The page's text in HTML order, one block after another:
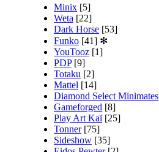
Minix [5]
Weta [22]
Dark Horse [53]
Funko [41] ✻
YouTooz [1]
PDP [9]
Totaku [2]
Mattel [14]
Diamond Select Minimates
Gameforged [8]
Play Art Kaï [25]
Tonner [75]
Sideshow [35]